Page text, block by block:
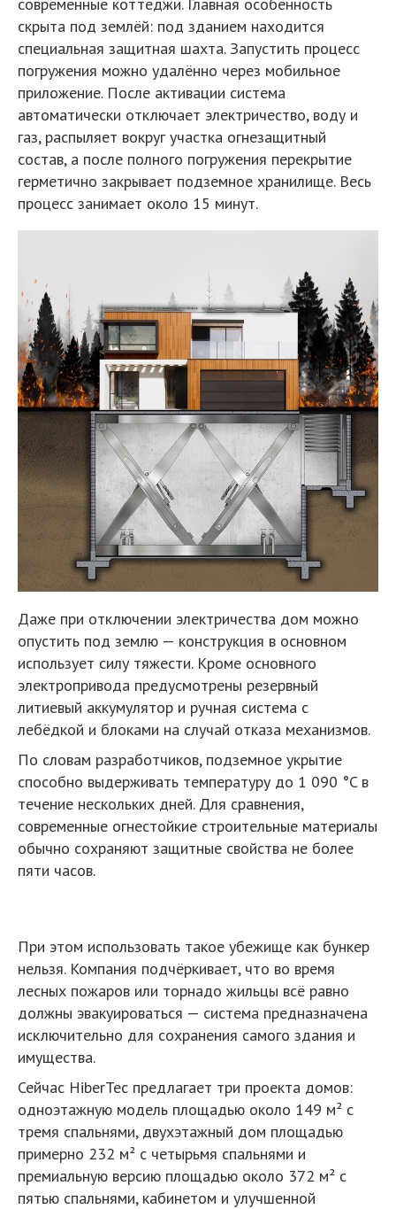
скрыта под землёй: под зданием находится
специальная защитная шахта. Запустить процесс
погружения можно удалённо через мобильное
приложение. После активации система
автоматически отключает электричество, воду и
газ, распыляет вокруг участка огнезащитный
состав, а после полного погружения перекрытие
герметично закрывает подземное хранилище. Весь
процесс занимает около 15 минут.
Даже при отключении электричества дом можно
опустить под землю — конструкция в основном
использует силу тяжести. Кроме основного
электропривода предусмотрены резервный
литиевый аккумулятор и ручная система с
лебёдкой и блоками на случай отказа механизмов.
По словам разработчиков, подземное укрытие
способно выдерживать температуру до 1 090 °C в
течение нескольких дней. Для сравнения,
современные огнестойкие строительные материалы
обычно сохраняют защитные свойства не более
пяти часов.
При этом использовать такое убежище как бункер
нельзя. Компания подчёркивает, что во время
лесных пожаров или торнадо жильцы всё равно
должны эвакуироваться — система предназначена
исключительно для сохранения самого здания и
имущества.
Сейчас HiberTec предлагает три проекта домов:
одноэтажную модель площадью около 149 м² с
тремя спальнями, двухэтажный дом площадью
примерно 232 м² с четырьмя спальнями и
премиальную версию площадью около 372 м² с
пятью спальнями, кабинетом и улучшенной